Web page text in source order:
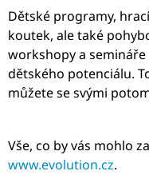
Dětské programy,
koutek, ale také
workshopy a
dětského potenciálu.
můžete se svými
Vše, co by vás mohlo
www.evolution.cz.